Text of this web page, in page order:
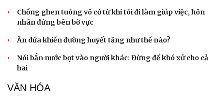
Chồng ghen tuông vô cớ từ khi tôi đi làm giúp việc, hôn
nhân đứng bên bờ vực
Ăn dứa khiến đường huyết tăng như thế nào?
Nói bắn nước bọt vào người khác: Đừng để khó xử cho cả
hai
VĂN HÓA